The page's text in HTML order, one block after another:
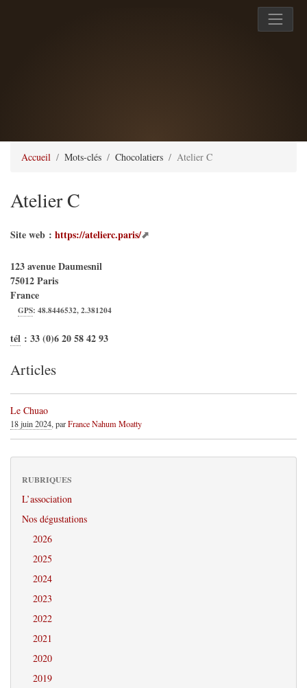
Accueil Mots-clés Chocolatiers Atelier C
Atelier C
Site web : https://atelierc.paris/
123 avenue Daumesnil
75012Paris
France
GPS:48.8446532,2.381204
tél : 33 (0)6 20 58 42 93
Articles
Le Chuao
18 juin 2024, parFrance Nahum Moatty
RUBRIQUES
L’association
Nos dégustations
2026
2025
2024
2023
2022
2021
2020
2019